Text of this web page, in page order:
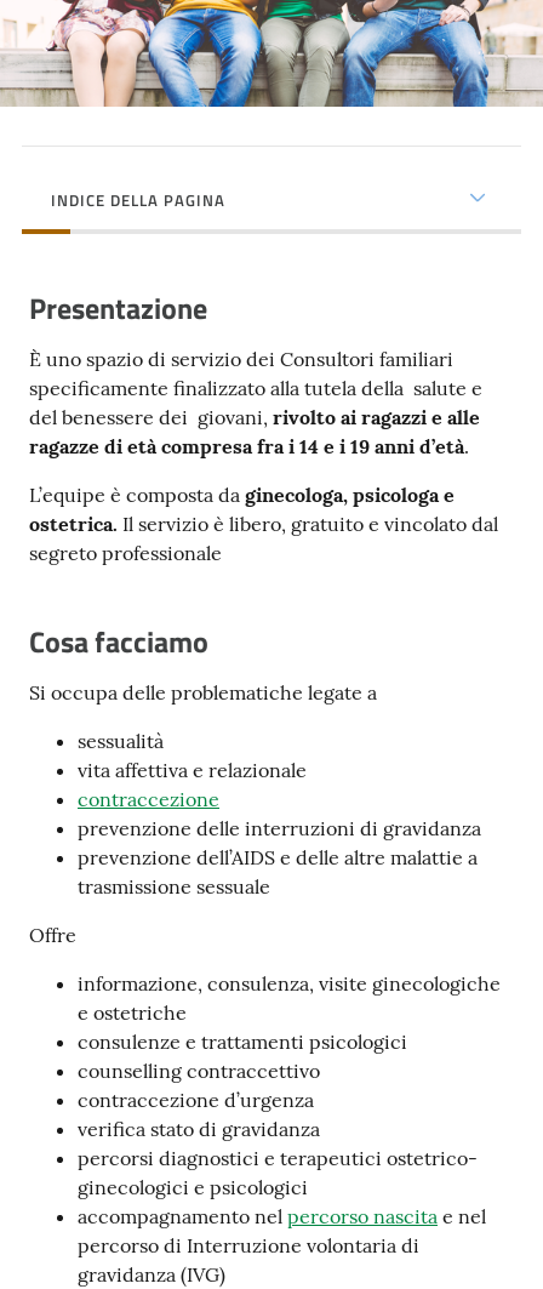
Strutture
e
territorio
Studiare
a
Costruiamo
Salute
Novità
Imprese
ed Enti
Seguici
INDICE DELLA PAGINA
Presentazione
È uno spazio di servizio dei Consultori familiari
specificamente finalizzato alla tutela della salute e
del benessere dei giovani, rivolto ai ragazzi e alle
ragazze di età compresa fra i 14 e i 19 anni d’età.
L’equipe è composta da ginecologa, psicologa e
ostetrica. Il servizio è libero, gratuito e vincolato dal
segreto professionale
Cosa facciamo
Si occupa delle problematiche legate a
sessualità
vita affettiva e relazionale
contraccezione
prevenzione delle interruzioni di gravidanza
prevenzione dell’AIDS e delle altre malattie a
trasmissione sessuale
Offre
informazione, consulenza, visite ginecologiche
e ostetriche
consulenze e trattamenti psicologici
counselling contraccettivo
contraccezione d’urgenza
verifica stato di gravidanza
percorsi diagnostici e terapeutici ostetrico-
ginecologici e psicologici
accompagnamento nel percorso nascita e nel
percorso di Interruzione volontaria di
gravidanza (IVG)